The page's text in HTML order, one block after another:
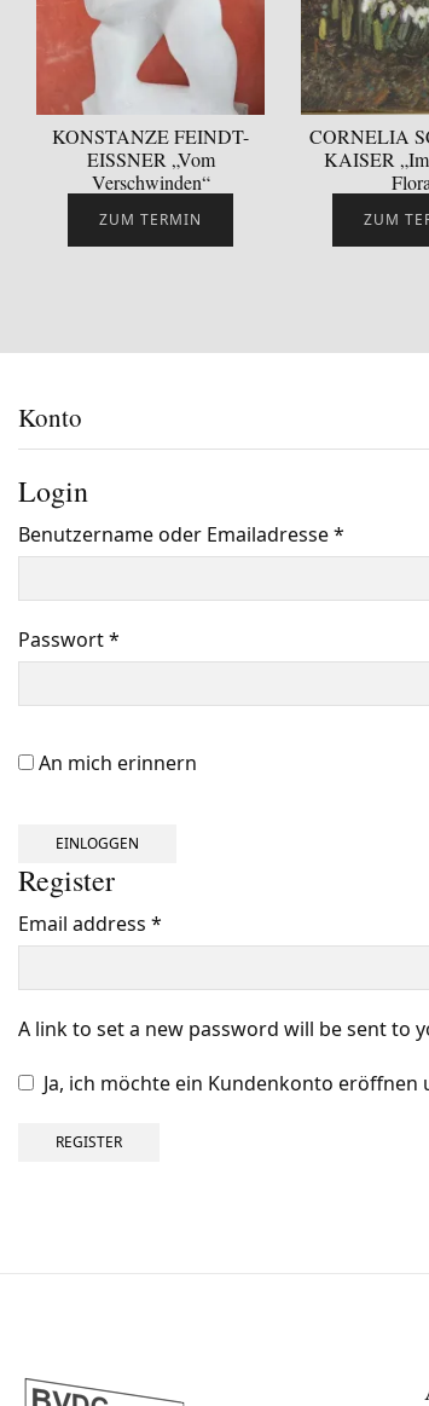
KONSTANZE FEINDT-
EISSNER „Vom
Verschwinden“
ZUM TERMIN
CORNELIA
KAISER
ZUM
Konto
Login
Benutzername oder Emailadresse*
Passwort*
An mich erinnern
EINLOGGEN
Register
Email address *
A link to set a new password will be sent to
Ja, ich möchte ein Kundenkonto eröffnen
REGISTER